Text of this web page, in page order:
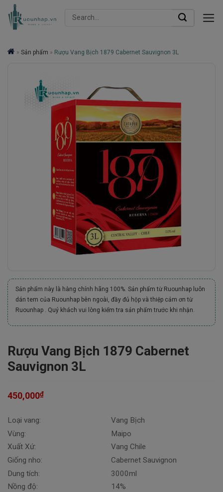
Skip
Search
» Sản phẩm » Rượu Vang Bịch 1879 Cabernet Sauvignon 3L
Sản phẩm này là hàng chính hãng 100%. Sản phẩm từ Ruounhap luôn
dán tem của Ruounhap bên ngoài, đầy đủ hộp và thiệp cảm ơn từ
Ruounhap . Quý khách vui lòng kiểm tra sản phẩm trước khi nhận.
Rượu Vang Bịch 1879 Cabernet
Sauvignon 3L
450,000₫
Loại vang:
Vùng:
Xuất Xứ:
Giống nho:
Dung tích:
Nồng độ:
Vang Bịch
Maipo
Vang Chile
Cabernet Sauvignon
3000ml
14%